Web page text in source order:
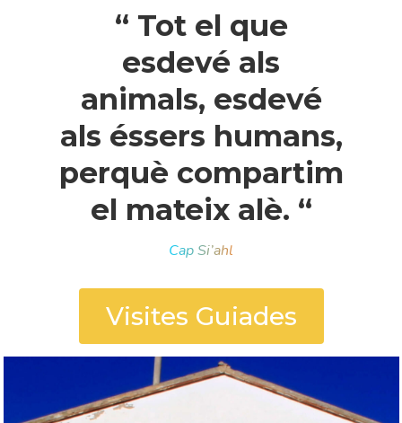
“ Tot el que
esdevé als
animals, esdevé
als éssers humans,
perquè compartim
el mateix alè. “
Cap Si’ahl
Visites Guiades